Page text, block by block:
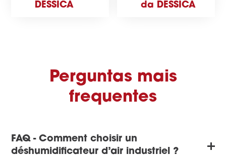
DESSICA
da DESSICA
Perguntas mais
frequentes
FAQ - Comment choisir un
déshumidificateur d’air industriel ?